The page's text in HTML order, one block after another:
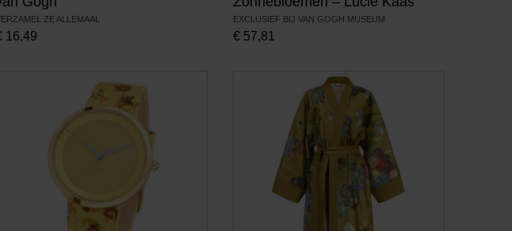
ZE ALLEMAAL
16,49
EXCLUSIEF BIJ VAN GOGH MUSEUM
€ 57,81